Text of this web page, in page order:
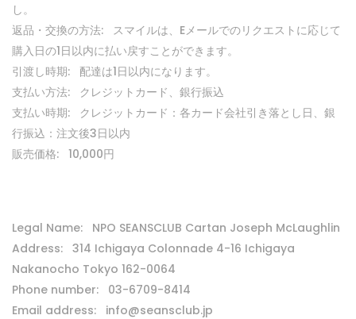
し。
返品・交換の方法: スマイルは、Eメールでのリクエストに応じて
購入日の1日以内に払い戻すことができます。
引渡し時期: 配達は1日以内になります。
支払い方法: クレジットカード、銀行振込
支払い時期: クレジットカード：各カード会社引き落とし日、銀
行振込：注文後3日以内
販売価格: 10,000円
Legal Name: NPO SEANSCLUB Cartan Joseph McLaughlin
Address: 314 Ichigaya Colonnade 4-16 Ichigaya
Nakanocho Tokyo 162-0064
Phone number: 03-6709-8414
Email address: info@seansclub.jp